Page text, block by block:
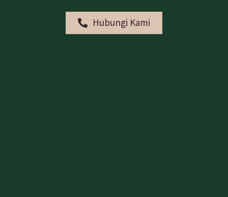
Hubungi Kami